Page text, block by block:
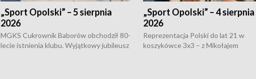
„Sport Opolski” – 5 sierpnia
2026
MGKS Cukrownik Baborów obchodził 80-
lecie istnienia klubu. Wyjątkowy jubileusz
„Sport Opolski” – 4 sierpnia
2026
Reprezentacja Polski do lat 21 w
koszykówce 3x3 – z Mikołajem